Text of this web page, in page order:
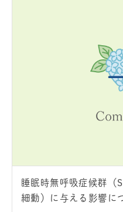
睡眠時無呼吸症候群（
細動）に与える影響に